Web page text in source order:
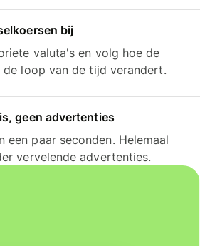
bij
valuta's en volg hoe de
de loop van de tijd verandert.
geen advertenties
een paar seconden. Helemaal
vervelende advertenties.